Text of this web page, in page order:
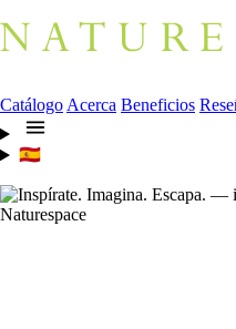
Catálogo Acerca Beneficios
🇪🇸